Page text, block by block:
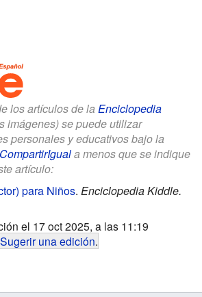
los artículos de la Enciclopedia
imágenes) se puede utilizar
personales y educativos bajo la
a menos que se indique
artículo:
para Niños. Enciclopedia Kiddle.
el 17 oct 2025, a las 11:19
Sugerir una edición.